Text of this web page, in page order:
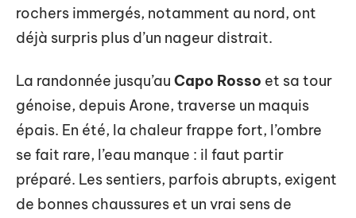
rochers immergés, notamment au nord, ont
déjà surpris plus d’un nageur distrait.
La randonnée jusqu’au Capo Rosso et sa tour
génoise, depuis Arone, traverse un maquis
épais. En été, la chaleur frappe fort, l’ombre
se fait rare, l’eau manque : il faut partir
préparé. Les sentiers, parfois abrupts, exigent
de bonnes chaussures et un vrai sens de